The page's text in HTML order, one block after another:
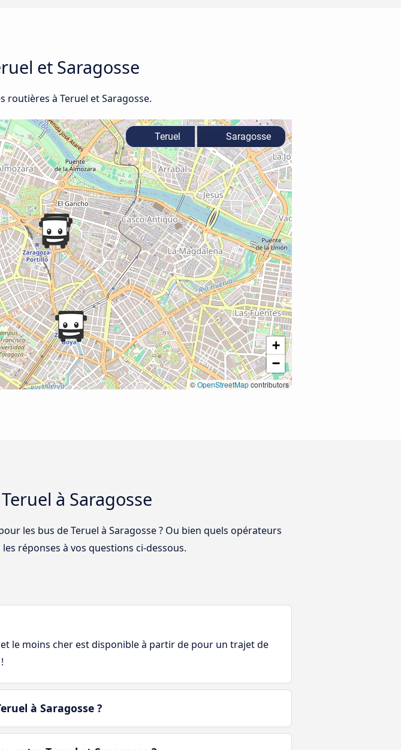
et Saragosse
routières à Teruel et Saragosse.
+
−
©OpenStreetMapcontributors
Teruel Saragosse
à Saragosse
les bus de Teruel à Saragosse ? Ou bien quels opérateurs
réponses à vos questions ci-dessous.
le moins cher est disponible à partir de pour un trajet de
à Saragosse ?